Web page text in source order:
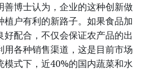
善博士认为，企业的这种创新做
植户有利的新路子。如果食品加
好配合，不仅会保证农产品的出
用各种销售渠道，这是目前市场
模式下，近40%的国内蔬菜和水